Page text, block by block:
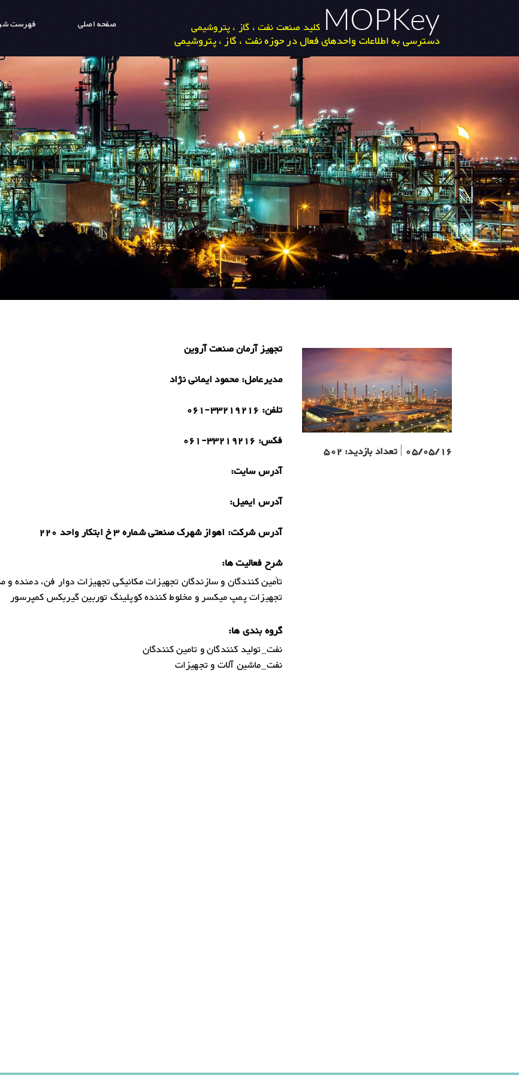
MOPKey کلید صنعت نفت ، گاز ، پتروشیمی
دسترسی به اطلاعات واحدهای فعال در حوزه نفت ، گاز ، پتروشیمی
صفحه اصلی فهرست
05/05/16
|تعداد بازدید: 502
تجهیز آرمان صنعت آروین
مدیرعامل:محمود ایمانی نژاد
تلفن: 061-33219216
فکس: 061-33219216
آدرس سایت:
آدرس ایمیل:
آدرس شرکت: اهواز شهرک صنعتی شماره 3 خ ابتکار واحد 220
شرح فعالیت ها:
تأمین کنندگان و سازندگان تجهیزات مکانیکی تجهیزات دوار فن، دمنده و
تجهیزات پمپ میکسر و مخلوط کننده کوپلینگ توربین گیربکس کمپرسور
گروه بندی ها:
نفت_تولید کنندگان و تامین کنندگان
نفت_ماشین آلات و تجهیزات